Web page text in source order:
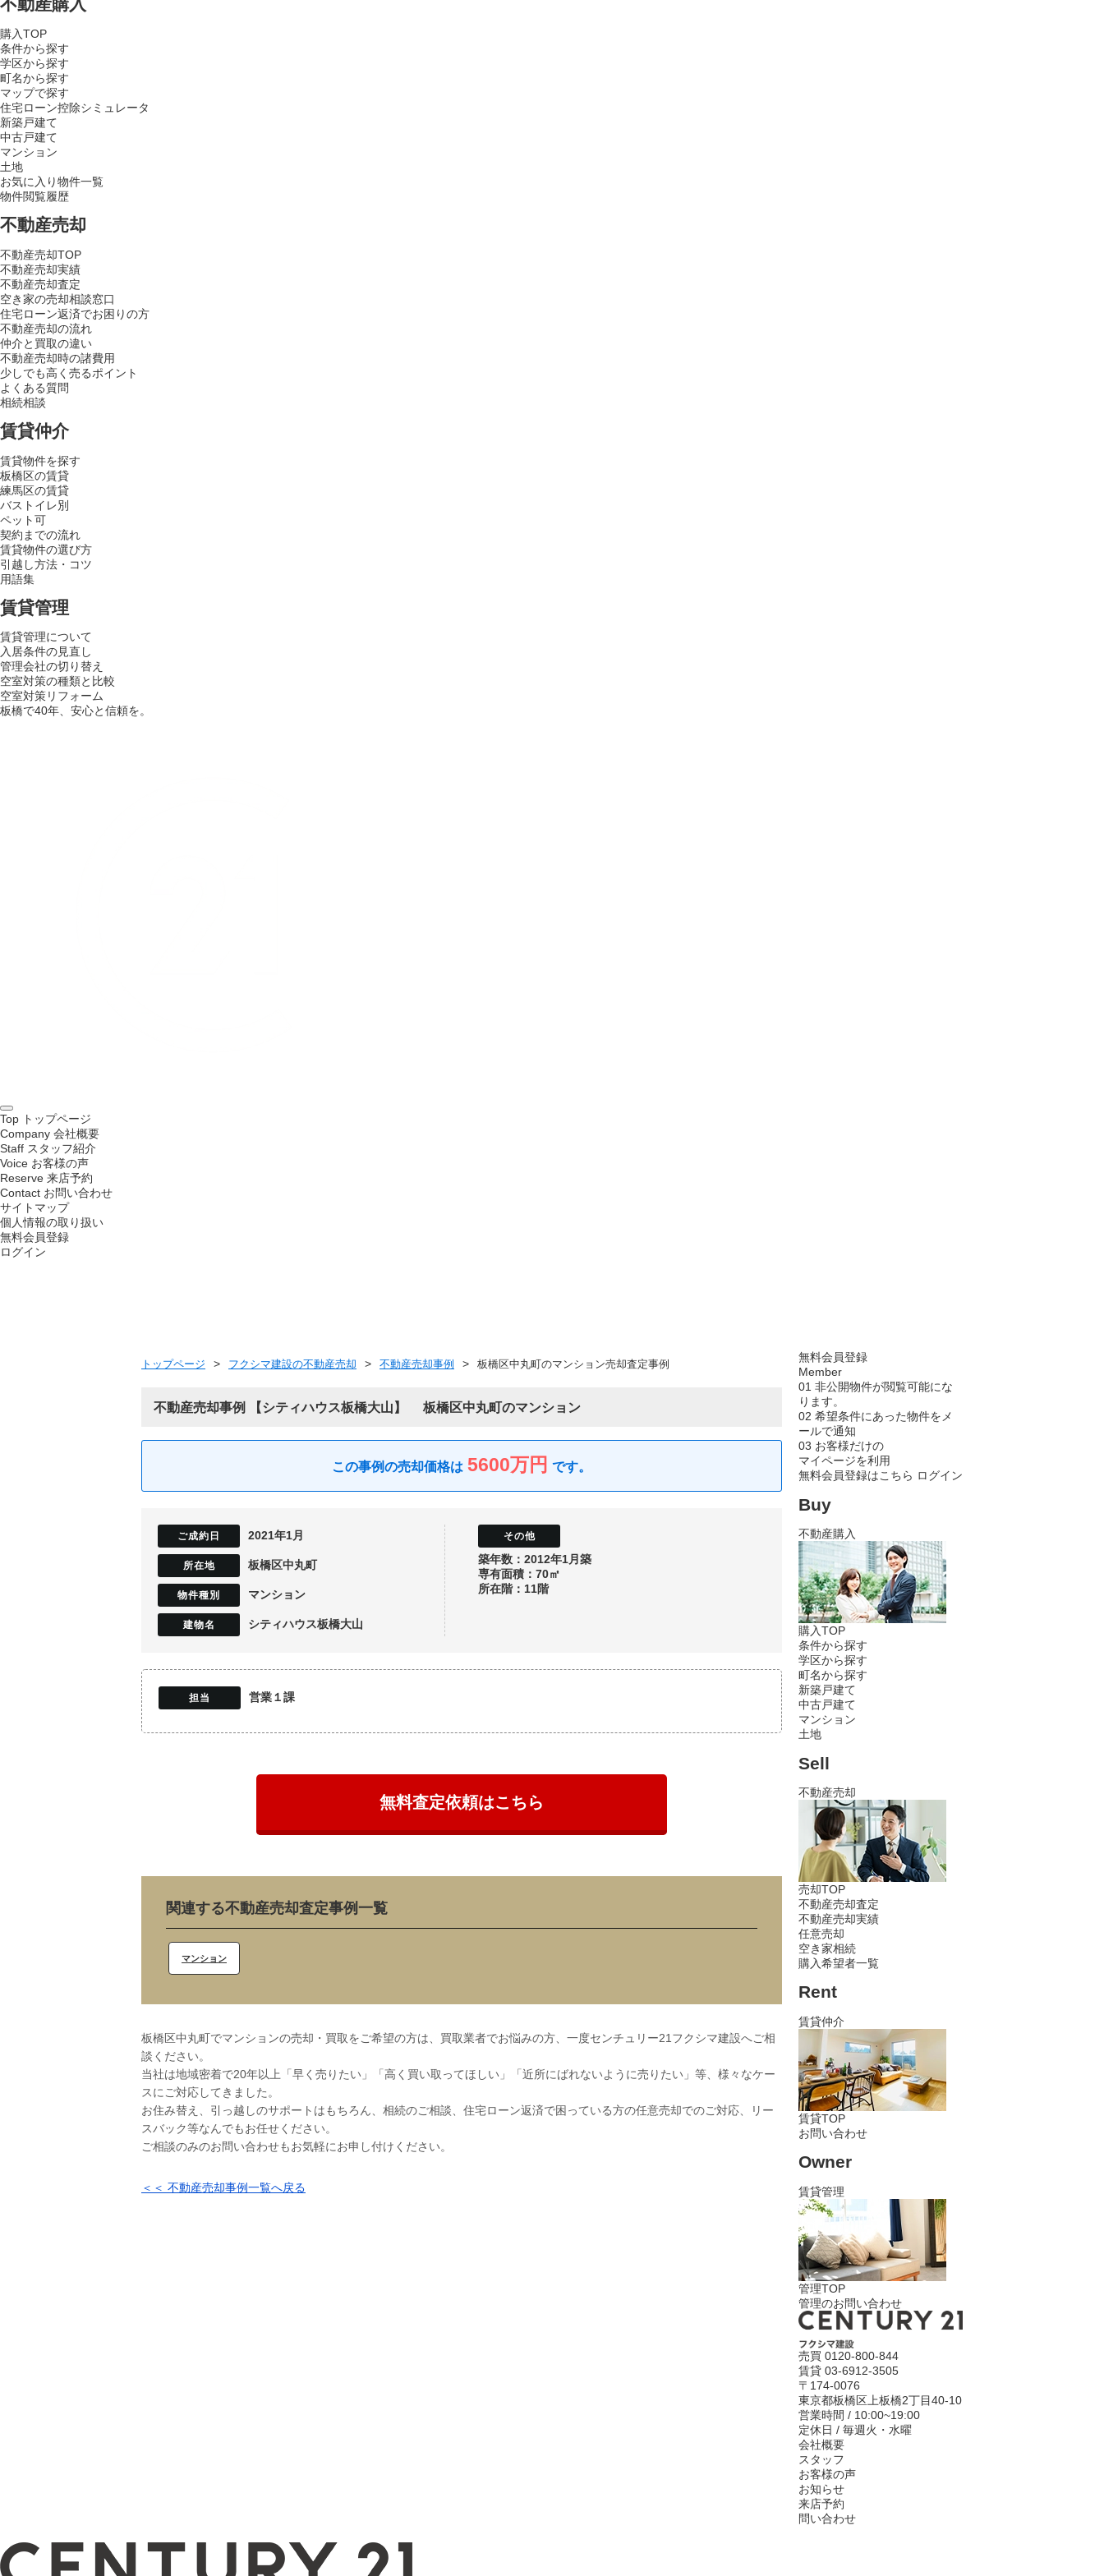
不動産購入
購入TOP
条件から探す
学区から探す
町名から探す
マップで探す
住宅ローン控除シミュレータ
新築戸建て
中古戸建て
マンション
土地
お気に入り物件一覧
物件閲覧履歴
不動産売却
不動産売却TOP
不動産売却実績
不動産売却査定
空き家の売却相談窓口
住宅ローン返済でお困りの方
不動産売却の流れ
仲介と買取の違い
不動産売却時の諸費用
少しでも高く売るポイント
よくある質問
相続相談
賃貸仲介
賃貸物件を探す
板橋区の賃貸
練馬区の賃貸
バストイレ別
ペット可
契約までの流れ
賃貸物件の選び方
引越し方法・コツ
用語集
賃貸管理
賃貸管理について
入居条件の見直し
管理会社の切り替え
空室対策の種類と比較
空室対策リフォーム
板橋で40年、安心と信頼を。
Top トップページ
Company 会社概要
Staff スタッフ紹介
Voice お客様の声
Reserve 来店予約
Contact お問い合わせ
サイトマップ
個人情報の取り扱い
無料会員登録
ログイン
トップページ フクシマ建設の不動産売却 不動産売却事例 板橋区中丸町のマンション売却査定事例
不動産売却事例 シティハウス板橋大山 板橋区中丸町のマンション
5600万円
2021年1月
板橋区中丸町
マンション
シティハウス板橋大山
築年数：2012年1月築
専有面積：70㎡
所在階：11階
営業１課
無料査定依頼はこちら
関連する不動産売却査定事例一覧
マンション
板橋区中丸町でマンションの売却・買取をご希望の方は、買取業者でお悩みの方、一度センチュリー21フクシマ建設へご相
談ください。
当社は地域密着で20年以上「早く売りたい」「高く買い取ってほしい」「近所にばれないように売りたい」等、様々なケー
スにご対応してきました。
お住み替え、引っ越しのサポートはもちろん、相続のご相談、住宅ローン返済で困っている方の任意売却でのご対応、リー
スバック等なんでもお任せください。
ご相談のみのお問い合わせもお気軽にお申し付けください。
＜＜ 不動産売却事例一覧へ戻る
無料会員登録
Member
01 非公開物件が閲覧可能にな
ります。
02 希望条件にあった物件をメ
ールで通知
03 お客様だけの
マイページを利用
無料会員登録はこちら ログイン
Buy
不動産購入
購入TOP
条件から探す
学区から探す
町名から探す
新築戸建て
中古戸建て
マンション
土地
Sell
不動産売却
売却TOP
不動産売却査定
不動産売却実績
任意売却
空き家相続
購入希望者一覧
Rent
賃貸仲介
賃貸TOP
お問い合わせ
Owner
賃貸管理
管理TOP
管理のお問い合わせ
売買 0120-800-844
賃貸 03-6912-3505
〒174-0076
東京都板橋区上板橋2丁目40-10
営業時間 / 10:00~19:00
定休日 / 毎週火・水曜
会社概要
スタッフ
お客様の声
お知らせ
来店予約
問い合わせ